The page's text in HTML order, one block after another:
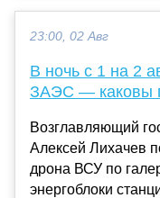
23:00, 02 Авг
В ночь с 1 на 2
ЗАЭС — каковы
Возглавляющий
Алексей Лихачев
дрона ВСУ по
энергоблоки